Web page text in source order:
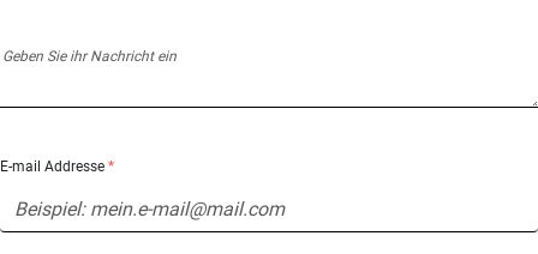
E-mail Addresse *